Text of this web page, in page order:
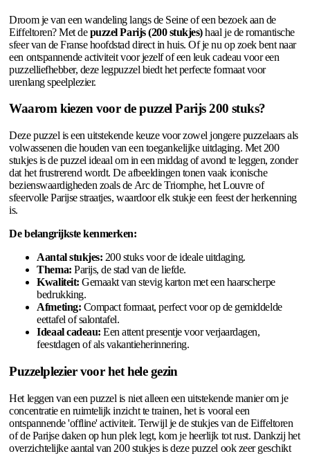
Droom je van een wandeling langs de Seine of een bezoek aan de
Eiffeltoren? Met depuzzel Parijs (200 stukjes)haal je de romantische
sfeer van de Franse hoofdstad direct in huis. Of je nu op zoek bent naar
een ontspannende activiteit voor jezelf of een leuk cadeau voor een
puzzelliefhebber, deze legpuzzel biedt het perfecte formaat voor
urenlang speelplezier.
Waarom kiezen voor de puzzel Parijs 200 stuks?
Deze puzzel is een uitstekende keuze voor zowel jongere puzzelaars als
volwassenen die houden van een toegankelijke uitdaging. Met 200
stukjes is de puzzel ideaal om in een middag of avond te leggen, zonder
dat het frustrerend wordt. De afbeeldingen tonen vaak iconische
bezienswaardigheden zoals de Arc de Triomphe, het Louvre of
sfeervolle Parijse straatjes, waardoor elk stukje een feest der herkenning
is.
De belangrijkste kenmerken:
Aantal stukjes: 200 stuks voor de ideale uitdaging.
Thema: Parijs, de stad van de liefde.
Kwaliteit: Gemaakt van stevig karton met een haarscherpe
bedrukking.
Afmeting: Compact formaat, perfect voor op de gemiddelde
eettafel of salontafel.
Ideaal cadeau: Een attent presentje voor verjaardagen,
feestdagen of als vakantieherinnering.
Puzzelplezier voor het hele gezin
Het leggen van een puzzel is niet alleen een uitstekende manier om je
concentratie en ruimtelijk inzicht te trainen, het is vooral een
ontspannende 'offline' activiteit. Terwijl je de stukjes van de Eiffeltoren
of de Parijse daken op hun plek legt, kom je heerlijk tot rust. Dankzij het
overzichtelijke aantal van 200 stukjes is deze puzzel ook zeer geschikt